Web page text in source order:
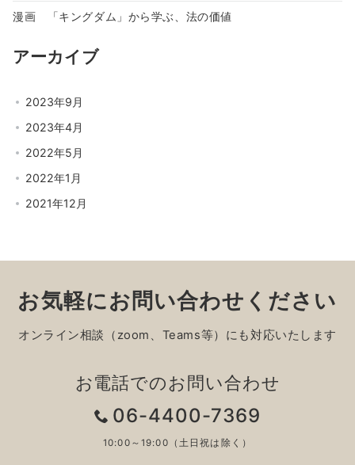
漫画 「キングダム」から学ぶ、法の価値
アーカイブ
2023年9月
2023年4月
2022年5月
2022年1月
2021年12月
お気軽にお問い合わせください
オンライン相談（zoom、Teams等）にも対応いたします
お電話でのお問い合わせ
06-4400-7369
10:00～19:00（土日祝は除く）